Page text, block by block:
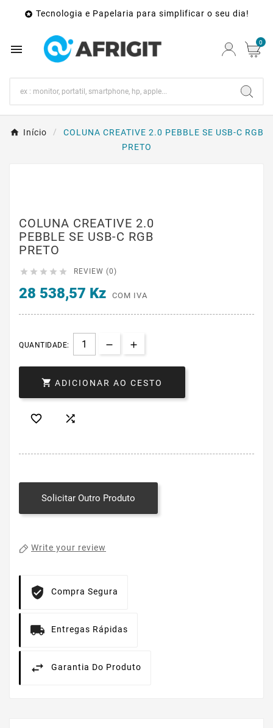
 Tecnologia e Papelaria para simplificar o seu dia!
 0
Início
COLUNA CREATIVE 2.0 PEBBLE SE USB-C RGB
PRETO
COLUNA CREATIVE 2.0
PEBBLE SE USB-C RGB
PRETO
     REVIEW (0)
28 538,57 Kz COM IVA
QUANTIDADE:
 ADICIONAR AO CESTO
 
Solicitar Outro Produto
Write your review
Compra Segura
Entregas Rápidas
Garantia Do Produto